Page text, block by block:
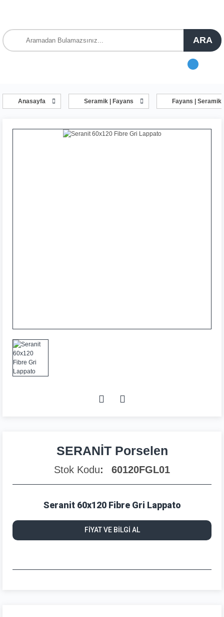
ARA
Anasayfa Seramik | Fayans Fayans | Seramik
SERANİT Porselen
Stok Kodu 60120FGL01
Seranit 60x120 Fibre Gri Lappato
FİYAT VE BİLGİ AL